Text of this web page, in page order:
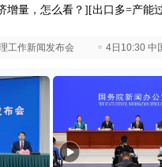
增量，怎么看？][出口多=产能
工作新闻发布会 4日10:30 中